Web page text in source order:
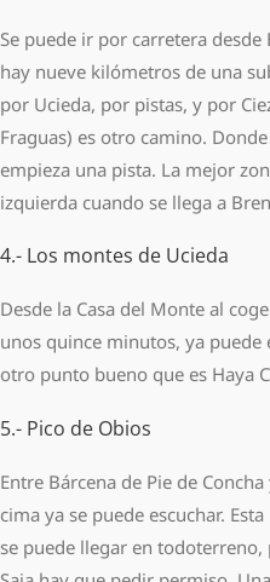
Se puede ir por carretera
hay nueve kilómetros de una
por Ucieda, por pistas, y por
Fraguas) es otro camino.
empieza una pista. La mejor
izquierda cuando se llega a
4.- Los montes de Ucieda
Desde la Casa del Monte al
unos quince minutos, ya puede
otro punto bueno que es Haya
5.- Pico de Obios
Entre Bárcena de Pie de
cima ya se puede escuchar.
se puede llegar en